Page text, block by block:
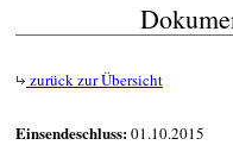
zurück zur Übersicht
Einsendeschluss:01.10.2015